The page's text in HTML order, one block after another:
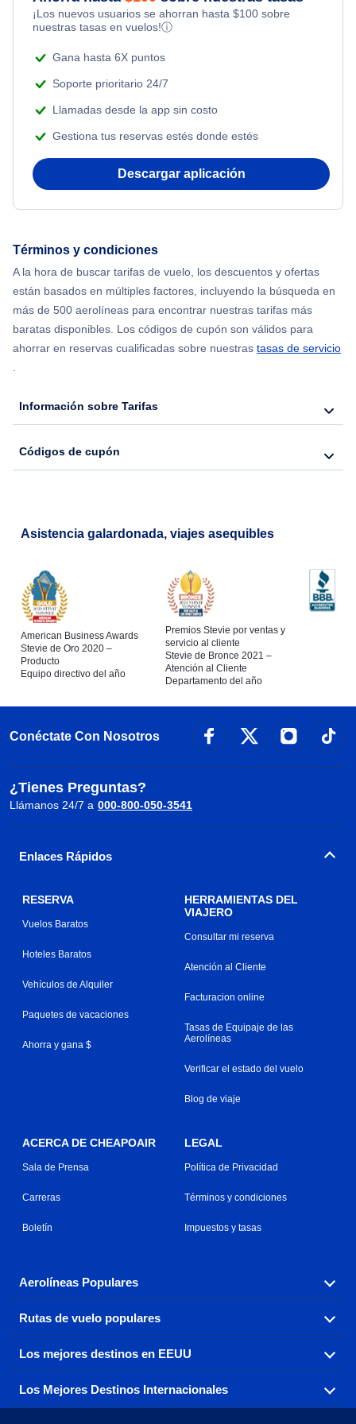
Flights Under $99
Flights Under $199
Flights from Nueva York to Tel Aviv
Flights from Nueva York to Atenas
Flights from Shanghai to Nueva York
Flights from Delhi to Nueva York
Flights from Chicago to Delhi
Flights from Nueva York to Seúl
Flights from Nueva York to Barcelona
Romantic Vacations
Adventure Vacations
Beach Vacations
¡Los nuevos usuarios se ahorran hasta $100 sobre
nuestras tasas en vuelos!ⓘ
Gana hasta 6X puntos
Soporte prioritario 24/7
Llamadas desde la app sin costo
Gestiona tus reservas estés donde estés
Descargar aplicación
Términos y condiciones
A la hora de buscar tarifas de vuelo, los descuentos y ofertas
están basados en múltiples factores, incluyendo la búsqueda en
más de 500 aerolíneas para encontrar nuestras tarifas más
baratas disponibles. Los códigos de cupón son válidos para
ahorrar en reservas cualificadas sobre nuestras tasas de servicio
.
Información sobre Tarifas
Códigos de cupón
Asistencia galardonada, viajes asequibles
American Business Awards
Stevie de Oro 2020 –
Producto
Equipo directivo del año
Premios Stevie por ventas y
servicio al cliente
Stevie de Bronce 2021 –
Atención al Cliente
Departamento del año
Conéctate Con Nosotros
¿Tienes Preguntas?
Llámanos 24/7 a 000-800-050-3541
Enlaces Rápidos
RESERVA
Vuelos Baratos
Hoteles Baratos
Vehículos de Alquiler
Paquetes de vacaciones
Ahorra y gana $
HERRAMIENTAS DEL
VIAJERO
Consultar mi reserva
Atención al Cliente
Facturacion online
Tasas de Equipaje de las
Aerolíneas
Verificar el estado del vuelo
Blog de viaje
ACERCA DE CHEAPOAIR
Sala de Prensa
Carreras
Boletín
LEGAL
Política de Privacidad
Términos y condiciones
Impuestos y tasas
Aerolíneas Populares
Explora nuestras opciones de tarifas aéreas baratas por
aerolínea, con más de 500 opciones para elegir.
Aeromexico
Air France Alaska Airlines
Rutas de vuelo populares
Reserva una de nuestras rutas de vuelo más populares
con tres sencillos clics.
Los mejores destinos en EEUU
Encuentra boletos de avión baratos a destinos
populares de los EEUU de costa a costa.
Los Mejores Destinos Internacionales